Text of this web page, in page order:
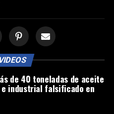
de 40 toneladas de aceite
industrial falsificado en